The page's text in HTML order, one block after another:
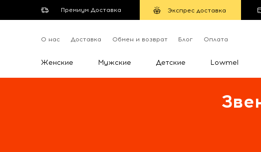
Премиум Доставка Экспрес доставка
О нас Доставка Обмен и возврат Блог Оплата
Женские Мужские Детские Lowmel